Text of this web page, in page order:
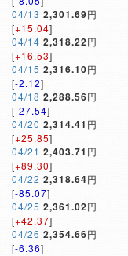
04/13 2,301.69円
[+15.04]
04/14 2,318.22円
[+16.53]
04/15 2,316.10円
[-2.12]
04/18 2,288.56円
[-27.54]
04/20 2,314.41 円
[+25.85]
04/21 2,403.71 円
[+89.30]
04/22 2,318.64円
[-85.07]
04/25 2,361.02円
[+42.37]
04/26 2,354.66円
[-6.36]